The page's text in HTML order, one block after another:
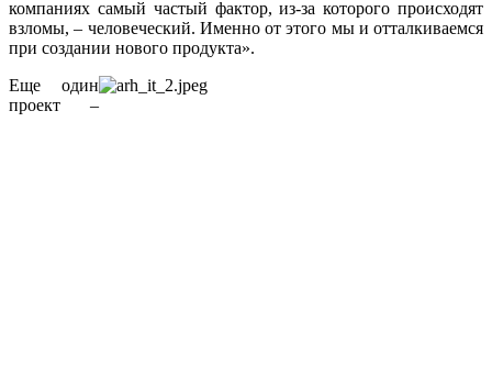
компаниях самый частый фактор, из-за которого происходят
взломы, – человеческий. Именно от этого мы и отталкиваемся
при создании нового продукта».
Еще один
проект –